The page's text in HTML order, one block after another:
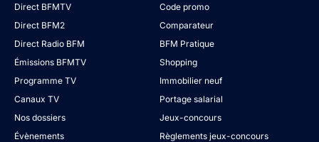
Direct BFMTV
Direct BFM2
Direct Radio BFM
Émissions BFMTV
Programme TV
Canaux TV
Nos dossiers
Évènements
Code promo
Comparateur
BFM Pratique
Shopping
Immobilier neuf
Portage salarial
Jeux-concours
Règlements jeux-concours